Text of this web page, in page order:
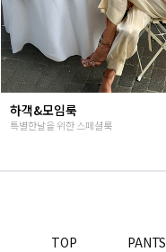
Summer vibes
난닝구의 뉴시즌 감성룩
TOP PANTS